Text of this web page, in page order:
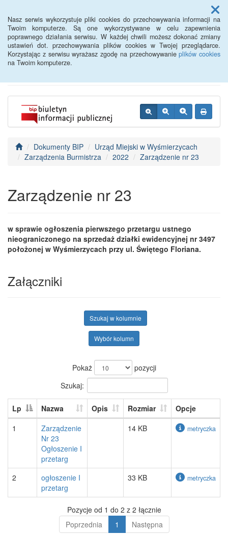
Nasz serwis wykorzystuje pliki cookies do przechowywania informacji na
Twoim komputerze. Są one wykorzystywane w celu zapewnienia
poprawnego działania serwisu. W każdej chwili możesz dokonać zmiany
ustawień dot. przechowywania plików cookies w Twojej przeglądarce.
Korzystając z serwisu wyrażasz zgodę na przechowywanieplików cookies
na Twoim komputerze.
Menu
BIP - Urząd Miejski
Wyśmierzyce
Dokumenty BIP
Urząd Miejski w Wyśmierzycach
Zarządzenia Burmistrza
2022 Zarządzenie nr 23
Zarządzenie nr 23
w sprawie ogłoszenia pierwszego przetargu ustnego
nieograniczonego na sprzedaż działki ewidencyjnej nr 3497
położonej w Wyśmierzycach przy ul. Świętego Floriana.
Załączniki
Szukaj w kolumnie
Wybór kolumn
Pokaż
pozycji
Szukaj:
Lp Nazwa Opis Rozmiar
Opcje
1
Zarządzenie
Nr 23
Ogłoszenie I
przetarg
14 KB metryczka
2
ogłoszenie I
przetarg
33 KB metryczka
Pozycje od 1 do 2 z 2 łącznie
Poprzednia
1 Następna